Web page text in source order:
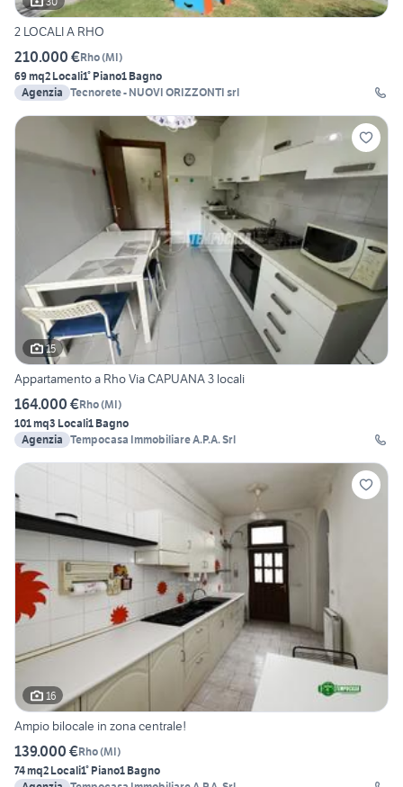
2 LOCALI A RHO
210.000 €Rho(MI)
69 mq2 Locali1° Piano1 Bagno
Agenzia Tecnorete - NUOVI ORIZZONTI srl
15
Appartamento a Rho Via CAPUANA 3 locali
164.000 €Rho(MI)
101 mq3 Locali1 Bagno
Agenzia Tempocasa Immobiliare A.P.A. Srl
16
Ampio bilocale in zona centrale!
139.000 €Rho(MI)
74 mq2 Locali1° Piano1 Bagno